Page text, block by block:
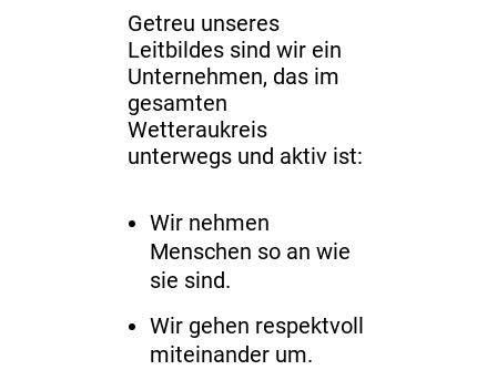
Getreu unseres
Leitbildes sind wir ein
Unternehmen, das im
gesamten
Wetteraukreis
unterwegs und aktiv ist:
Wir nehmen
Menschen so an wie
sie sind.
Wir gehen respektvoll
miteinander um.